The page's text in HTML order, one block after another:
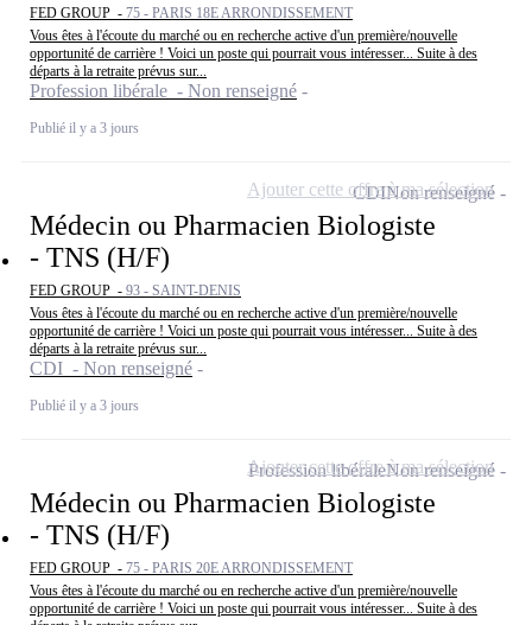
FED GROUP - 75 - PARIS 18E ARRONDISSEMENT
Vous êtes à l'écoute du marché ou en recherche active d'un première/nouvelle
opportunité de carrière ! Voici un poste qui pourrait vous intéresser... Suite à des
départs à la retraite prévus sur...
Profession libérale - Non renseigné
Publié il y a 3 jours
Médecin ou Pharmacien Biologiste
- TNS (H/F)
FED GROUP - 93 - SAINT-DENIS
Vous êtes à l'écoute du marché ou en recherche active d'un première/nouvelle
opportunité de carrière ! Voici un poste qui pourrait vous intéresser... Suite à des
départs à la retraite prévus sur...
CDI - Non renseigné
Publié il y a 3 jours
CDINon renseigné
Ajouter cette offre à ma sélection
Médecin ou Pharmacien Biologiste
- TNS (H/F)
FED GROUP - 75 - PARIS 20E ARRONDISSEMENT
Vous êtes à l'écoute du marché ou en recherche active d'un première/nouvelle
opportunité de carrière ! Voici un poste qui pourrait vous intéresser... Suite à des
Profession libéraleNon renseigné
Ajouter cette offre à ma sélection